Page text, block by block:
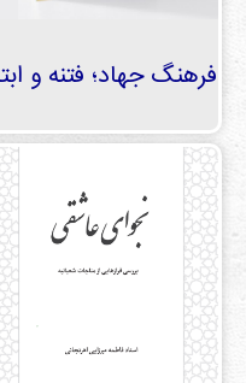
قوانین
مقررات
سایت
فرهنگ جهاد؛ فتنه و ابتلا